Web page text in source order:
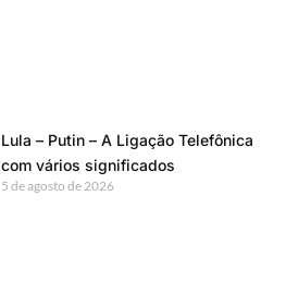
Lula – Putin – A Ligação Telefônica
com vários significados
5 de agosto de 2026